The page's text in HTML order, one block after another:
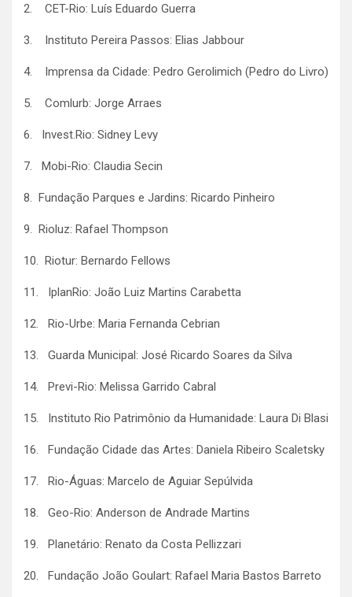
2. CET-Rio: Luís Eduardo Guerra
3. Instituto Pereira Passos: Elias Jabbour
4. Imprensa da Cidade: Pedro Gerolimich (Pedro do Livro)
5. Comlurb: Jorge Arraes
6. Invest.Rio: Sidney Levy
7. Mobi-Rio: Claudia Secin
8. Fundação Parques e Jardins: Ricardo Pinheiro
9. Rioluz: Rafael Thompson
10. Riotur: Bernardo Fellows
11. IplanRio: João Luiz Martins Carabetta
12. Rio-Urbe: Maria Fernanda Cebrian
13. Guarda Municipal: José Ricardo Soares da Silva
14. Previ-Rio: Melissa Garrido Cabral
15. Instituto Rio Patrimônio da Humanidade: Laura Di Blasi
16. Fundação Cidade das Artes: Daniela Ribeiro Scaletsky
17. Rio-Águas: Marcelo de Aguiar Sepúlvida
18. Geo-Rio: Anderson de Andrade Martins
19. Planetário: Renato da Costa Pellizzari
20. Fundação João Goulart: Rafael Maria Bastos Barreto